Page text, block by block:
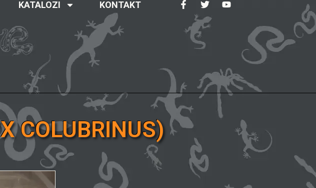
KATALOZI KONTAKT
COLUBRINUS)